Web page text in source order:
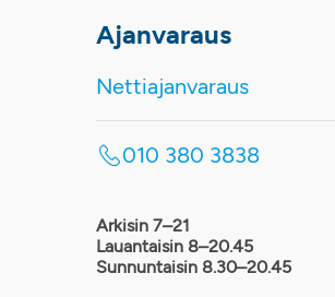
Ajanvaraus
Nettiajanvaraus
010 380 3838
Arkisin 7–21
Lauantaisin 8–20.45
Sunnuntaisin 8.30–20.45